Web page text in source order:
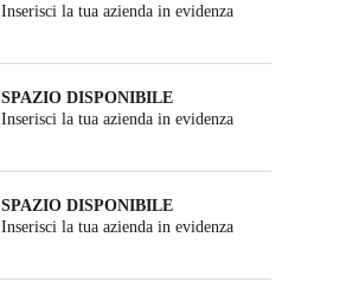
Inserisci la tua azienda in evidenza
SPAZIO DISPONIBILE
Inserisci la tua azienda in evidenza
SPAZIO DISPONIBILE
Inserisci la tua azienda in evidenza